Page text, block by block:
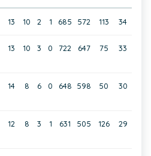
13 10 2 1 685 572 113 34
13 10 3 0 722 647 75 33
14 8 6 0 648 598 50 30
12 8 3 1 631 505 126 29